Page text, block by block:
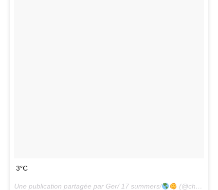
3°C
Une publication partagée par Ger/ 17 summers/ (@charlotte_gs_) le